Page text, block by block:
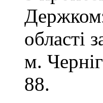
області
м.
88.